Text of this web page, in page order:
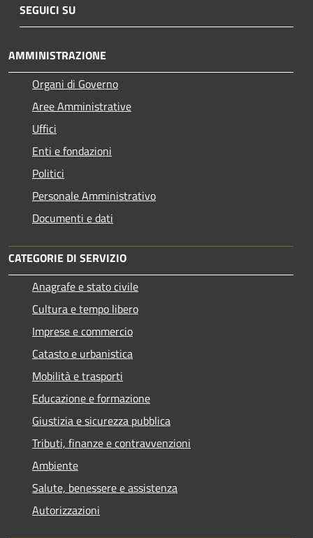
SEGUICI SU
AMMINISTRAZIONE
Organi di Governo
Aree Amministrative
Uffici
Enti e fondazioni
Politici
Personale Amministrativo
Documenti e dati
CATEGORIE DI SERVIZIO
Anagrafe e stato civile
Cultura e tempo libero
Imprese e commercio
Catasto e urbanistica
Mobilità e trasporti
Educazione e formazione
Giustizia e sicurezza pubblica
Tributi, finanze e contravvenzioni
Ambiente
Salute, benessere e assistenza
Autorizzazioni